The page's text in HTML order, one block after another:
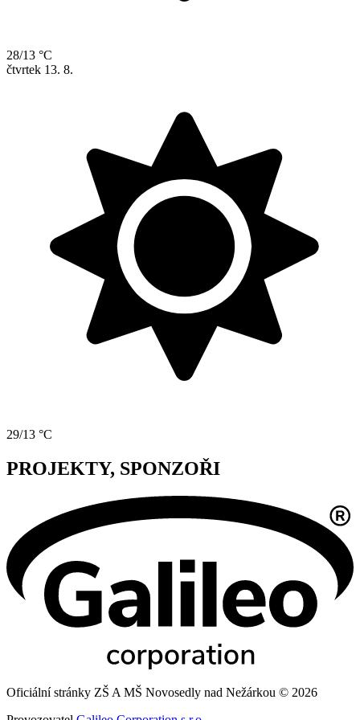
28/13 °C
čtvrtek 13. 8.
29/13 °C
PROJEKTY, SPONZOŘI
Oficiální stránky ZŠ A MŠ Novosedly nad Nežárkou © 2026